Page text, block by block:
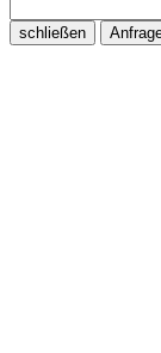
schließen